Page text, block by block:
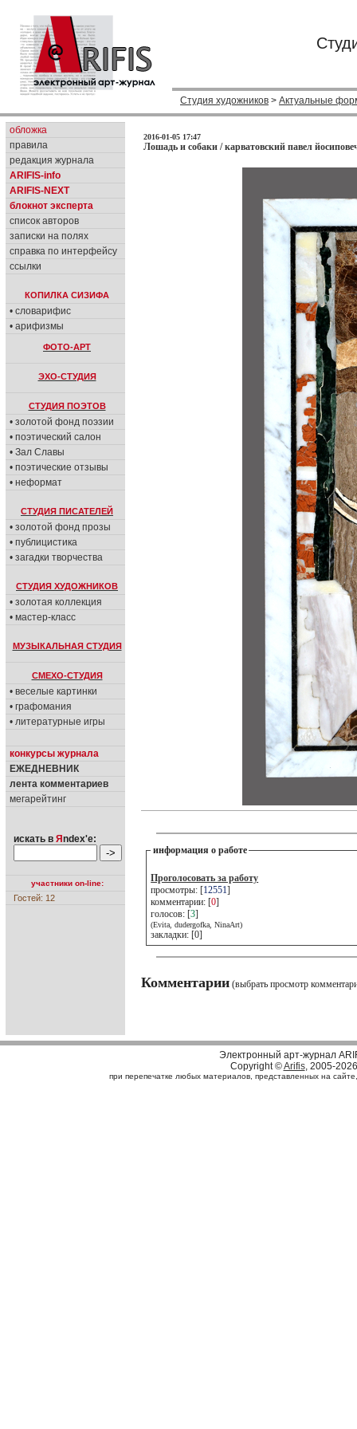
Студия художников > Актуальные
обложка
правила
редакция журнала
ARIFIS-info
ARIFIS-NEXT
блокнот эксперта
список авторов
записки на полях
справка по интерфейсу
ссылки
КОПИЛКА СИЗИФА
• словарифис
• арифизмы
ФОТО-АРТ
ЭХО-СТУДИЯ
СТУДИЯ ПОЭТОВ
• золотой фонд поэзии
• поэтический салон
• Зал Славы
• поэтические отзывы
• неформат
СТУДИЯ ПИСАТЕЛЕЙ
• золотой фонд прозы
• публицистика
• загадки творчества
СТУДИЯ ХУДОЖНИКОВ
• золотая коллекция
• мастер-класс
МУЗЫКАЛЬНАЯ СТУДИЯ
СМЕХО-СТУДИЯ
• веселые картинки
• графомания
• литературные игры
конкурсы журнала
ЕЖЕДНЕВНИК
лента комментариев
мегарейтинг
искать в Я ndex'е:
участники on-line:
Гостей: 12
2016-01-05 17:47
Лошадь и собаки / карватовский павел
информация о работе
Проголосовать за работу
просмотры: [12551]
комментарии: [0]
голосов: [3]
(Evita, dudergofka, NinaArt)
закладки: [0]
Комментарии (выбрать просмотр
Электронный арт-журнал
Copyright ©Arifis, 2005-2026
при перепечатке любых материалов, представленных на